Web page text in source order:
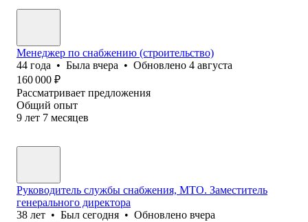
Менеджер по снабжению (строительство)
44 года • Была вчера • Обновлено 4 августа
160 000 ₽
Рассматривает предложения
Общий опыт
9 лет 7 месяцев
Руководитель службы снабжения, МТО. Заместитель
генерального директора
38 лет • Был сегодня • Обновлено вчера